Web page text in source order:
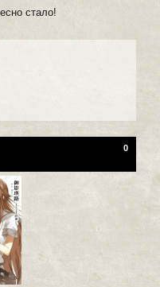
стало!
0